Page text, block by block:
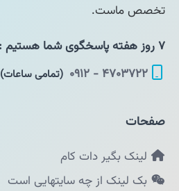
تخصص ماست.
۷ روز هفته پاسخگوی شما هستیم :
۴۷۰۳۷۲۲ - ۰۹۱۲
(تمامی ساعات)
صفحات
لینک بگیر دات کام
بک لینک از چه سایتهایی است